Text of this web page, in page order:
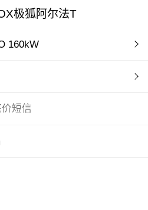
极狐阿尔法T
160kW